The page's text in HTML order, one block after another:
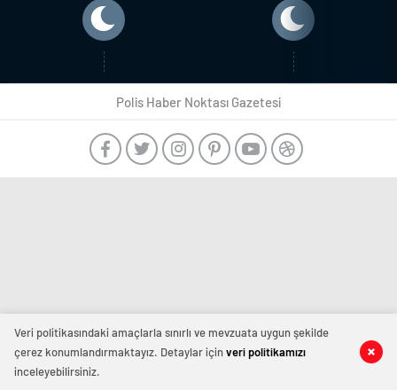
Polis Haber Noktası Gazetesi
Veri politikasındaki amaçlarla sınırlı ve mevzuata uygun şekilde
çerez konumlandırmaktayız. Detaylar içinveri politikamızı
inceleyebilirsiniz.